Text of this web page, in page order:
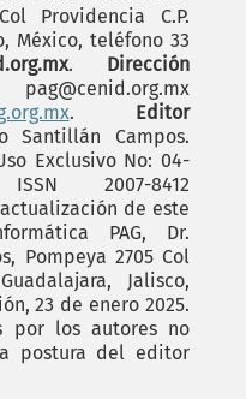
Providencia C.P.
México, teléfono 33
. Dirección
pag@cenid.org.mx
.
Editor
Santillán Campos.
Exclusivo No: 04-
ISSN 2007-8412
de este
PAG, Dr.
Pompeya 2705 Col
Jalisco,
23 de enero 2025.
por los autores no
postura del editor